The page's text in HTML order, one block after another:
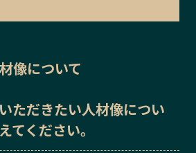
像について
ただきたい人材像につい
てください。